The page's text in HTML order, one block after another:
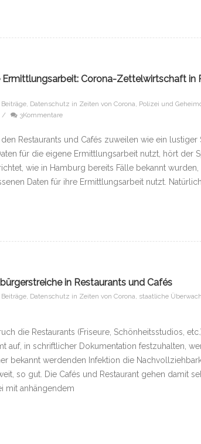
Corona-Zettelwirtschaft in
, Datenschutz in Zeiten von Corona, Polizei und
/ 3Kommentare
Restaurants und Cafés zuweilen wie ein
für die eigene Ermittlungsarbeit nutzt, hört der
wie in Hamburg bereits Fälle bekannt
Daten für ihre Ermittlungsarbeit nutzt.
in Restaurants und Cafés
, Datenschutz in Zeiten von Corona, staatliche
die Restaurants (Friseure, Schönheitsstudios,
auf, in schriftlicher Dokumentation festzuhalten,
bekannt werdenden Infektion die
so gut. Die Cafés und Restaurant gehen damit
mit anhängendem